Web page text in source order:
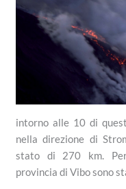
intorno alle 10 di
nella direzione di
stato di 270 km. Per
provincia di Vibo sono